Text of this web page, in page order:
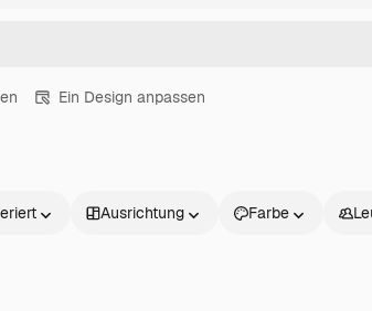
Ein Design anpassen
Ausrichtung Farbe